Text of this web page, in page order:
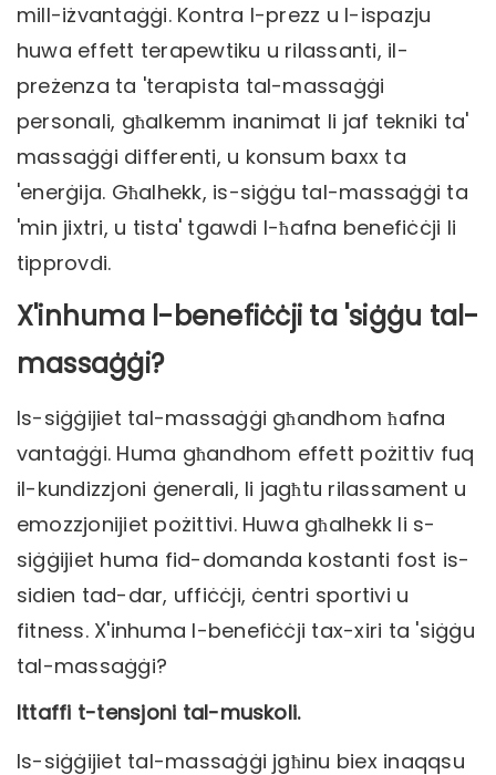
mill-iżvantaġġi. Kontra l-prezz u l-ispazju
huwa effett terapewtiku u rilassanti, il-
preżenza ta 'terapista tal-massaġġi
personali, għalkemm inanimat li jaf tekniki ta'
massaġġi differenti, u konsum baxx ta
'enerġija. Għalhekk, is-siġġu tal-massaġġi ta
'min jixtri, u tista' tgawdi l-ħafna benefiċċji li
tipprovdi.
X'inhuma l-benefiċċji ta 'siġġu tal-
massaġġi?
Is-siġġijiet tal-massaġġi għandhom ħafna
vantaġġi. Huma għandhom effett pożittiv fuq
il-kundizzjoni ġenerali, li jagħtu rilassament u
emozzjonijiet pożittivi. Huwa għalhekk li s-
siġġijiet huma fid-domanda kostanti fost is-
sidien tad-dar, uffiċċji, ċentri sportivi u
fitness. X'inhuma l-benefiċċji tax-xiri ta 'siġġu
tal-massaġġi?
Ittaffi t-tensjoni tal-muskoli.
Is-siġġijiet tal-massaġġi jgħinu biex inaqqsu